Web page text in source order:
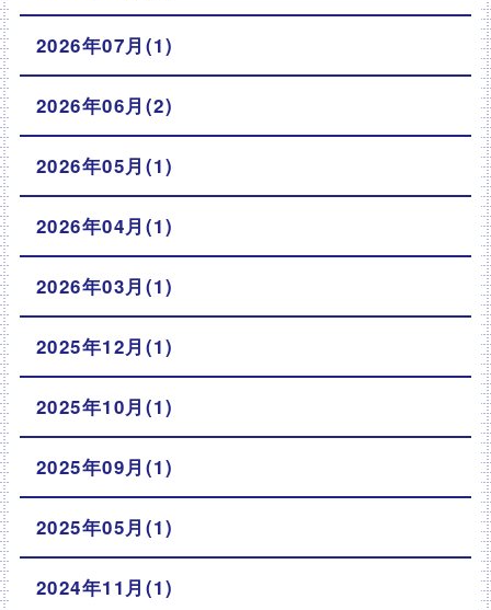
2026年07月(1)
2026年06月(2)
2026年05月(1)
2026年04月(1)
2026年03月(1)
2025年12月(1)
2025年10月(1)
2025年09月(1)
2025年05月(1)
2024年11月(1)